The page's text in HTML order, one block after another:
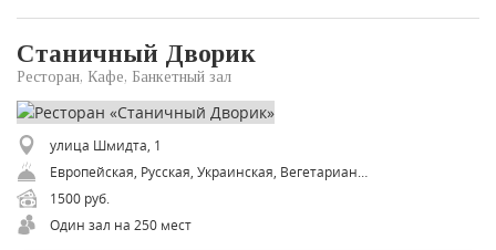
Станичный Дворик
Ресторан, Кафе, Банкетный зал
улица Шмидта, 1
1500 руб.
Один зал на 250 мест